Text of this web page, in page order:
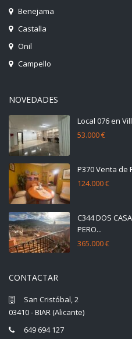
Benejama
Castalla
Onil
Campello
NOVEDADES
Local 076 en
53.000 €
P370 Venta de
124.000 €
C344 DOS
PERO...
365.000 €
CONTACTAR
San Cristóbal, 2
03410 - BIAR (Alicante)
649 694 127